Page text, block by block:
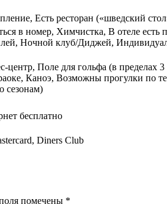
Есть ресторан («шведский
в номер, Химчистка, В отеле
Ночной клуб/Диджей,
центр, Поле для гольфа (в
Каноэ, Возможны прогулки по
сезонам)
бесплатно
Diners Club
помечены *